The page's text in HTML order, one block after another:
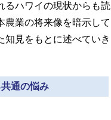
るハワイの現状からも読
農業の将来像を暗示して
知見をもとに述べていき
通の悩み